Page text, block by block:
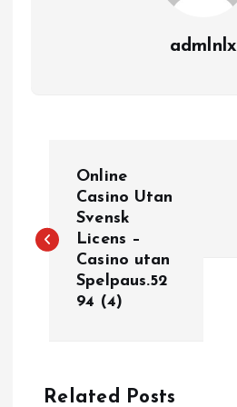
admlnlx
s
a
Online
Casino Utan
Svensk
Licens –
Casino utan
Spelpaus.52
94 (4)
Related Posts